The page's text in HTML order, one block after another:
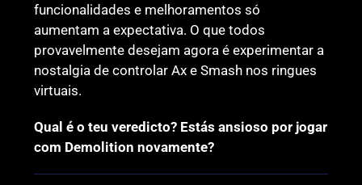
funcionalidades e melhoramentos só
aumentam a expectativa. O que todos
provavelmente desejam agora é experimentar a
nostalgia de controlar Ax e Smash nos ringues
virtuais.
Qual é o teu veredicto? Estás ansioso por jogar
com Demolition novamente?